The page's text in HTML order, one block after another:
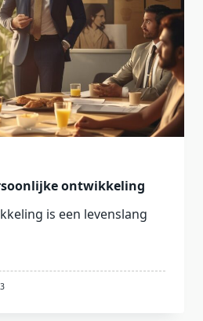
ontwikkeling
is een levenslang